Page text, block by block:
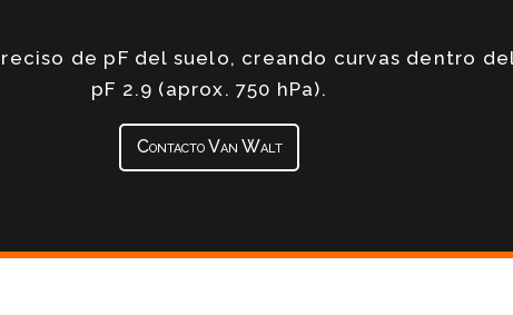
de pF del suelo, creando curvas dentro del
pF 2.9 (aprox. 750 hPa).
Contacto Van Walt